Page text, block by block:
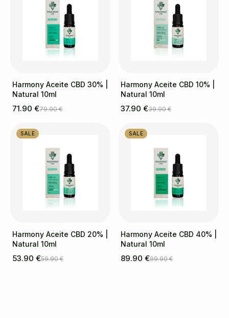
Harmony Aceite CBD 30% |
Natural 10ml
71.90 €79.90 €
Harmony Aceite CBD 10% |
Natural 10ml
37.90 €39.90 €
SALE
Harmony Aceite CBD 20% |
Natural 10ml
53.90 €59.90 €
SALE
Harmony Aceite CBD 40% |
Natural 10ml
89.90 €99.90 €